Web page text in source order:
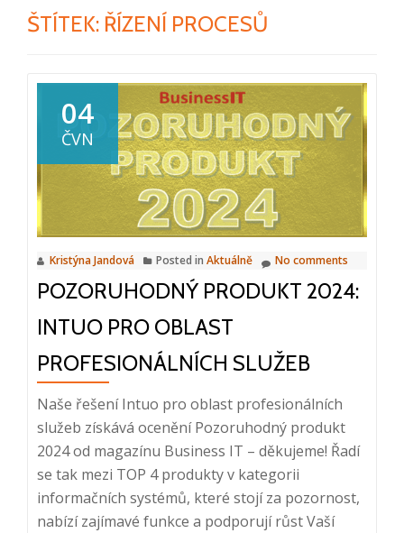
ŠTÍTEK: ŘÍZENÍ PROCESŮ
04
ČVN
Kristýna Jandová Posted in Aktuálně No comments
POZORUHODNÝ PRODUKT 2024:
INTUO PRO OBLAST
PROFESIONÁLNÍCH SLUŽEB
Naše řešení Intuo pro oblast profesionálních
služeb získává ocenění Pozoruhodný produkt
2024 od magazínu Business IT – děkujeme! Řadí
se tak mezi TOP 4 produkty v kategorii
informačních systémů, které stojí za pozornost,
nabízí zajímavé funkce a podporují růst Vaší